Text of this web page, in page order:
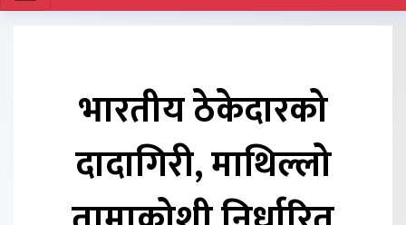
भारतीय ठेकेदारको
दादागिरी, माथिल्लो